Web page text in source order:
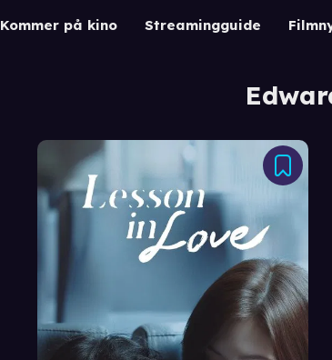
Kommer på kino Streamingguide